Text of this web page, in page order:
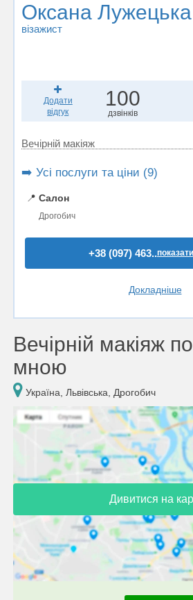
Оксана Лужецька
візажист
Додати
відгук
100
дзвінків
Вечірній макіяж
➡️ Усі послуги та ціни (9)
📍 Салон
Дрогобич
+38 (097) 463..
Докладніше
Вечірній макіяж
мною
Україна, Львівська, Дрогобич
Дивитися на